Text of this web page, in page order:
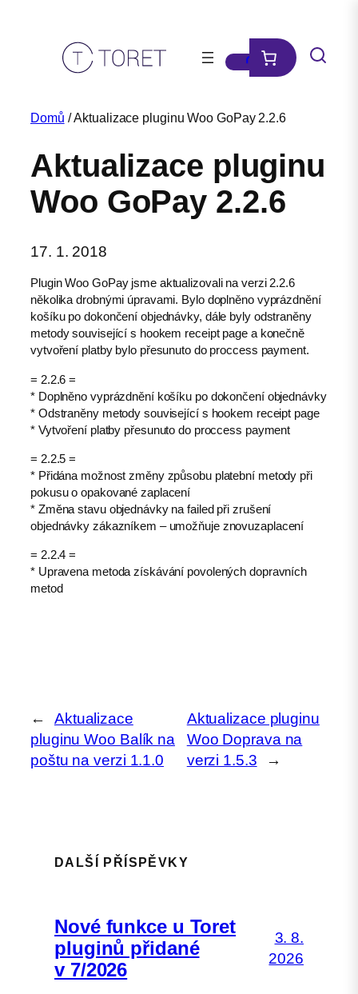
Domů / Aktualizace pluginu Woo GoPay 2.2.6
Aktualizace pluginu
Woo GoPay 2.2.6
17. 1. 2018
Plugin Woo GoPay jsme aktualizovali na verzi 2.2.6
několika drobnými úpravami. Bylo doplněno vyprázdnění
košíku po dokončení objednávky, dále byly odstraněny
metody související s hookem receipt page a konečně
vytvoření platby bylo přesunuto do proccess payment.
= 2.2.6 =
* Doplněno vyprázdnění košíku po dokončení objednávky
* Odstraněny metody související s hookem receipt page
* Vytvoření platby přesunuto do proccess payment
= 2.2.5 =
* Přidána možnost změny způsobu platební metody při
pokusu o opakované zaplacení
* Změna stavu objednávky na failed při zrušení
objednávky zákazníkem – umožňuje znovuzaplacení
= 2.2.4 =
* Upravena metoda získávání povolených dopravních
metod
←
Aktualizace
pluginu Woo Balík na
poštu na verzi 1.1.0
Aktualizace pluginu
Woo Doprava na
verzi 1.5.3
→
DALŠÍ PŘÍSPĚVKY
Nové funkce u Toret
pluginů přidané
v 7/2026
3. 8.
2026